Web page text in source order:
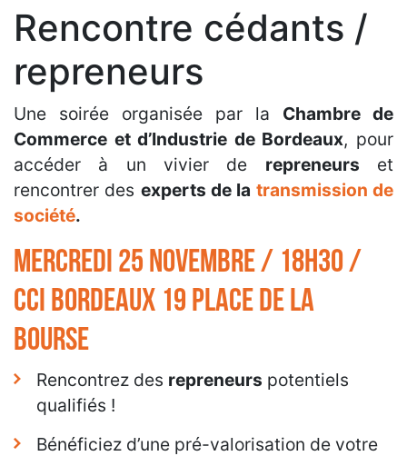
Rencontre cédants /
repreneurs
Une soirée organisée par la Chambre de
Commerce et d’Industrie de Bordeaux, pour
accéder à un vivier de repreneurs et
rencontrer des experts de la transmission de
société.
Mercredi 25 novembre / 18h30 /
CCI BORDEAUX 19 place de la
bourse
Rencontrez des repreneurs potentiels
qualifiés !
Bénéficiez d’une pré-valorisation de votre